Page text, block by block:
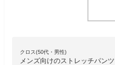
クロス(50代・男性)
メンズ向けのストレッチパン